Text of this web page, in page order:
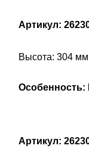
Артикул:
Высота: 304 мм
Особенность:
Артикул: